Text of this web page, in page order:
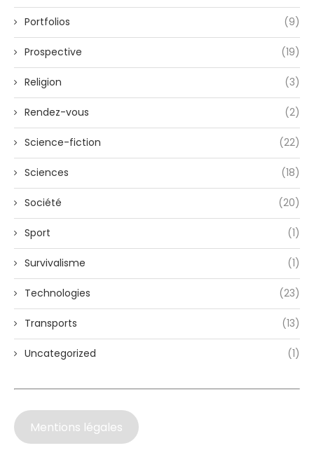
Portfolios (9)
Prospective (19)
Religion (3)
Rendez-vous (2)
Science-fiction (22)
Sciences (18)
Société (20)
Sport (1)
Survivalisme (1)
Technologies (23)
Transports (13)
Uncategorized (1)
Mentions légales